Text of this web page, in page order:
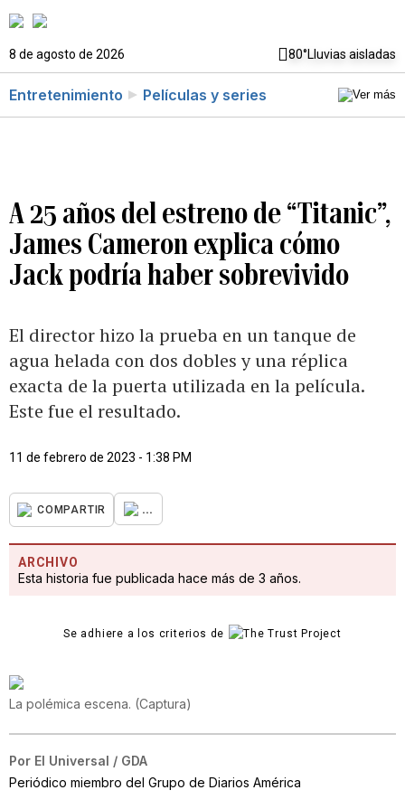
8 de agosto de 2026 80°Lluvias aisladas
Entretenimiento Películas y series
A 25 años del estreno de “Titanic”,
James Cameron explica cómo
Jack podría haber sobrevivido
El director hizo la prueba en un tanque de
agua helada con dos dobles y una réplica
exacta de la puerta utilizada en la película.
Este fue el resultado.
11 de febrero de 2023 - 1:38 PM
COMPARTIR ...
ARCHIVO
Esta historia fue publicada hace más de 3 años.
Se adhiere a los criterios de
La polémica escena. (Captura)
Por El Universal / GDA
Periódico miembro del Grupo de Diarios América